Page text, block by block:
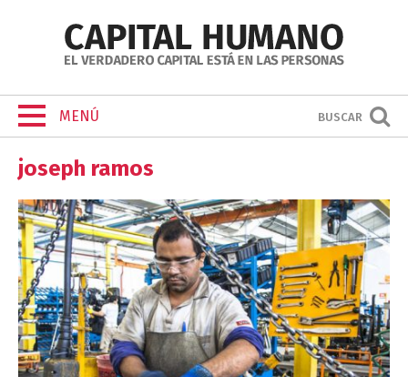
MENÚ BUSCAR
joseph ramos